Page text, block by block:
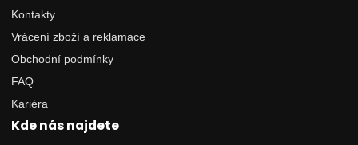
Kontakty
Vrácení zboží a reklamace
Obchodní podmínky
FAQ
Kariéra
Kde nás najdete